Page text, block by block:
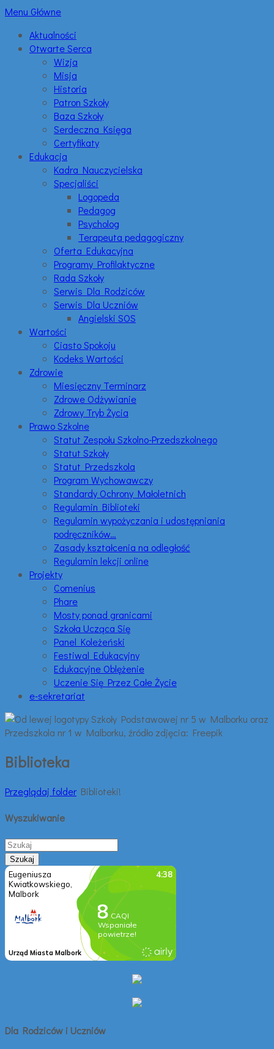
Menu Główne
Aktualności
Otwarte Serca
Wizja
Misja
Historia
Patron Szkoły
Baza Szkoły
Serdeczna Księga
Certyfikaty
Edukacja
Kadra Nauczycielska
Specjaliści
Logopeda
Pedagog
Psycholog
Terapeuta pedagogiczny
Oferta Edukacyjna
Programy Profilaktyczne
Rada Szkoły
Serwis Dla Rodziców
Serwis Dla Uczniów
Angielski SOS
Wartości
Ciasto Spokoju
Kodeks Wartości
Zdrowie
Miesięczny Terminarz
Zdrowe Odżywianie
Zdrowy Tryb Życia
Prawo Szkolne
Statut Zespołu Szkolno-Przedszkolnego
Statut Szkoły
Statut Przedszkola
Program Wychowawczy
Standardy Ochrony Małoletnich
Regulamin Biblioteki
Regulamin wypożyczania i udostępniania
podręczników…
Zasady kształcenia na odległość
Regulamin lekcji online
Projekty
Comenius
Phare
Mosty ponad granicami
Szkoła Ucząca Się
Panel Koleżeński
Festiwal Edukacyjny
Edukacyjne Oblężenie
Uczenie Się Przez Całe Życie
e-sekretariat
Biblioteka
Przeglądaj folderBiblioteki!
Wyszukiwanie
Dla Rodziców i Uczniów